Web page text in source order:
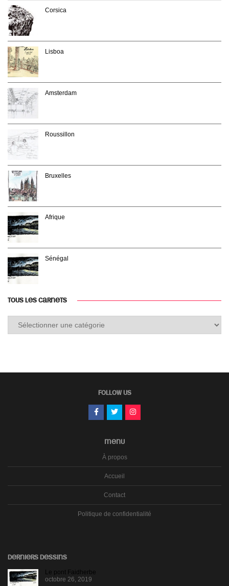
Corsica
Lisboa
Amsterdam
Roussillon
Bruxelles
Afrique
Sénégal
TOUS LES CARNETS
FOLLOW US
MENU
À propos
Accueil
Contact
Politique de confidentialité
DERNIERS DESSINS
Le pont Faidherbe
octobre 26, 2019